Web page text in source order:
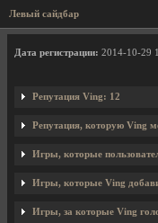
Левый сайдбар
Дата регистрации: 2014-10-29
Репутация Ving: 12
Репутация, которую Ving
Игры, которые
Игры, которые Ving
Игры, за которые Ving